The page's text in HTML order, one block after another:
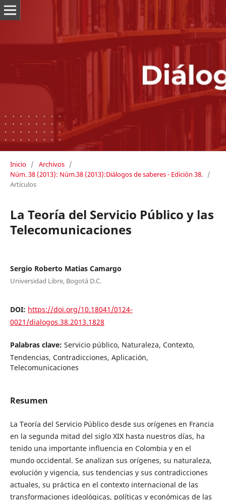
Inicio / Archivos /
Núm. 38 (2013): Núm.38 (2013):Diálogos de saberes - Edición 38. /
Artículos
La Teoría del Servicio Público y las
Telecomunicaciones
Sergio Roberto Matias Camargo
Universidad Libre, Bogotá D.C.
DOI: https://doi.org/10.18041/0124-
0021/dialogos.38.2013.1828
Palabras clave: Servicio público, Naturaleza, Contexto,
Tendencias, Contradicciones, Aplicación,
Telecomunicaciones
Resumen
La Teoría del Servicio Público desde sus orígenes en Francia
en la segunda mitad del siglo XIX hasta nuestros días, ha
tenido una importante influencia en Colombia y en el
mundo occidental. Se analizan sus orígenes, su naturaleza,
evolución y vigencia, sus tendencias y sus contradicciones
actuales, su práctica en el contexto internacional de las
transformaciones ideológicas, políticas y económicas de las